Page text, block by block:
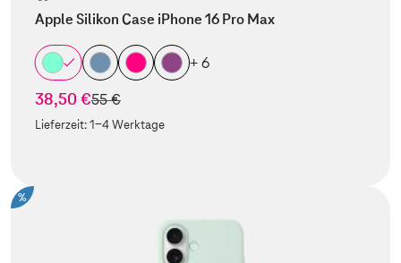
Apple Silikon Case iPhone 16 Pro Max
+ 6
38,50 €statt
55 €
Lieferzeit:1-4 Werktage
%